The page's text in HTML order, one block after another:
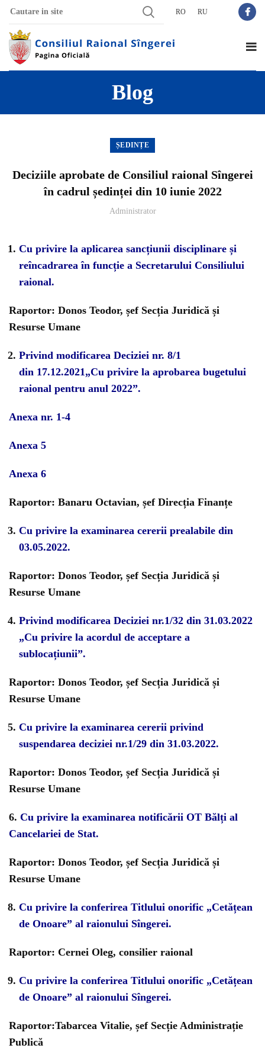
RO RU
Blog
ȘEDINȚE
Deciziile aprobate de Consiliul raional Sîngerei
în cadrul ședinței din 10 iunie 2022
Administrator
Cu privire la aplicarea sancțiunii disciplinare și
reîncadrarea în funcție a Secretarului Consiliului
raional.
Raportor: Donos Teodor, șef Secția Juridică și
Resurse Umane
Privind modificarea Deciziei nr. 8/1
din 17.12.2021„Cu privire la aprobarea bugetului
raional pentru anul 2022”.
Anexa nr. 1-4
Anexa 5
Anexa 6
Raportor: Banaru Octavian, șef Direcția Finanțe
Cu privire la examinarea cererii prealabile din
03.05.2022.
Raportor: Donos Teodor, șef Secția Juridică și
Resurse Umane
Privind modificarea Deciziei nr.1/32 din 31.03.2022
„Cu privire la acordul de acceptare a
sublocațiunii”.
Raportor: Donos Teodor, șef Secția Juridică și
Resurse Umane
Cu privire la examinarea cererii privind
suspendarea deciziei nr.1/29 din 31.03.2022.
Raportor: Donos Teodor, șef Secția Juridică și
Resurse Umane
6. Cu privire la examinarea notificării OT Bălți al
Cancelariei de Stat.
Raportor: Donos Teodor, șef Secția Juridică și
Resurse Umane
Cu privire la conferirea Titlului onorific „Cetățean
de Onoare” al raionului Sîngerei.
Raportor: Cernei Oleg, consilier raional
Cu privire la conferirea Titlului onorific „Cetățean
de Onoare” al raionului Sîngerei.
Raportor:Tabarcea Vitalie, șef Secție Administrație
Publică